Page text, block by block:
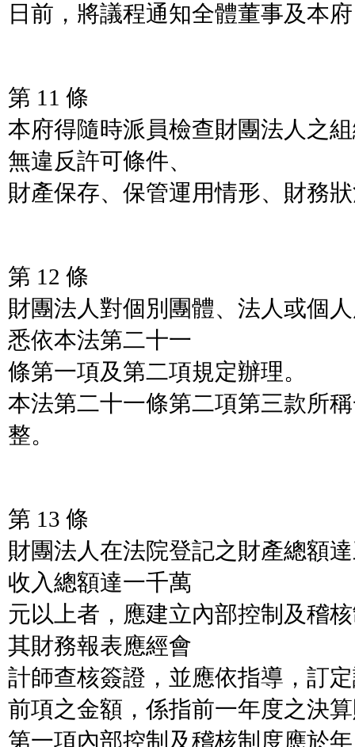
日前，將議程通知全體董事及本
第 11 條
本府得隨時派員檢查財團法人之
無違反許可條件、
財產保存、保管運用情形、財務
第 12 條
財團法人對個別團體、法人或個
悉依本法第二十一
條第一項及第二項規定辦理。
本法第二十一條第二項第三款所
整。
第 13 條
財團法人在法院登記之財產總額
收入總額達一千萬
元以上者，應建立內部控制及稽
其財務報表應經會
計師查核簽證，並應依指導，訂
前項之金額，係指前一年度之決
第一項內部控制及稽核制度應於